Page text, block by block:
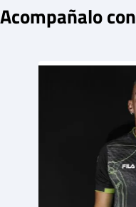
Acompañalo con